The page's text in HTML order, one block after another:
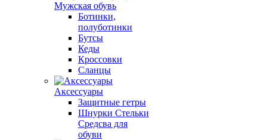
Мужская обувь
Ботинки,
полуботинки
Бутсы
Кеды
Кроссовки
Сланцы
Аксессуары
Защитные гетры
Шнурки Стельки
Средсва для
обуви